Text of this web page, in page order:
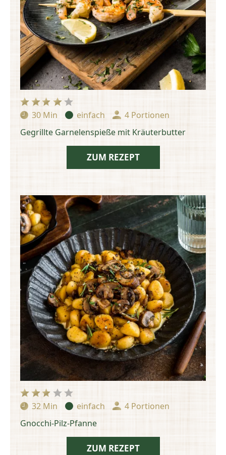
Zubereitungszeit:
30 Min Schwierigkeit:
einfach Portionen:
4 Portionen
Gegrillte Garnelenspieße mit Kräuterbutter
ZUM REZEPT
Zubereitungszeit:
32 Min Schwierigkeit:
einfach Portionen:
4 Portionen
Gnocchi-Pilz-Pfanne
ZUM REZEPT